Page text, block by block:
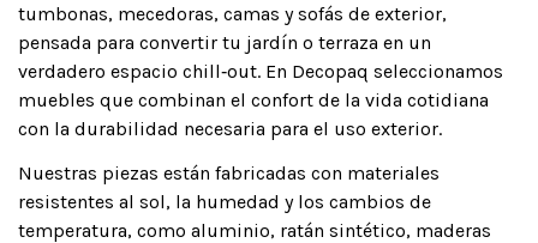
tumbonas, mecedoras, camas y sofás de exterior,
pensada para convertir tu jardín o terraza en un
verdadero espacio chill‑out. En Decopaq seleccionamos
muebles que combinan el confort de la vida cotidiana
con la durabilidad necesaria para el uso exterior.
Nuestras piezas están fabricadas con materiales
resistentes al sol, la humedad y los cambios de
temperatura, como aluminio, ratán sintético, maderas